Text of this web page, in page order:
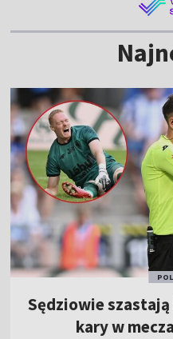
Sędziowie
kary w